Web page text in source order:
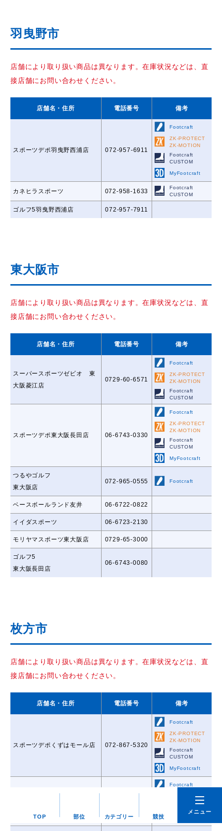
TOP 部位 カテゴリー 競技
メニュー
羽曳野市
店舗により取り扱い商品は異なります。在庫状況などは、直
接店舗にお問い合わせください。
店舗名 ・住所 電話番号 備考
スポーツデポ羽曳野西浦店 072-957-6911
Footcraft
ZK-PROTECT
ZK-MOTION
Footcraft
CUSTOM
MyFootcraft
カネヒラスポーツ 072-958-1633
Footcraft
CUSTOM
ゴルフ5羽曳野西浦店 072-957-7911
東大阪市
店舗により取り扱い商品は異なります。在庫状況などは、直
接店舗にお問い合わせください。
店舗名 ・住所 電話番号 備考
スーパースポーツゼビオ 東
大阪菱江店
0729-60-6571
Footcraft
ZK-PROTECT
ZK-MOTION
Footcraft
CUSTOM
スポーツデポ東大阪長田店 06-6743-0330
Footcraft
ZK-PROTECT
ZK-MOTION
Footcraft
CUSTOM
MyFootcraft
つるやゴルフ
東大阪店
072-965-0555 Footcraft
ベースボールランド友井 06-6722-0822
イイダスポーツ 06-6723-2130
モリヤマスポーツ東大阪店 0729-65-3000
ゴルフ5
東大阪長田店
06-6743-0080
枚方市
店舗により取り扱い商品は異なります。在庫状況などは、直
接店舗にお問い合わせください。
店舗名 ・住所 電話番号 備考
スポーツデポくずはモール店 072-867-5320
Footcraft
ZK-PROTECT
ZK-MOTION
Footcraft
CUSTOM
MyFootcraft
スーパースポーツゼビオニト
Footcraft
ZK-PROTECT
ZK-MOTION
Footcraft